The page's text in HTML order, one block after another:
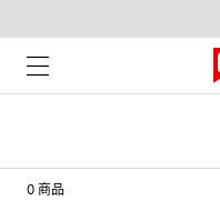
0商品